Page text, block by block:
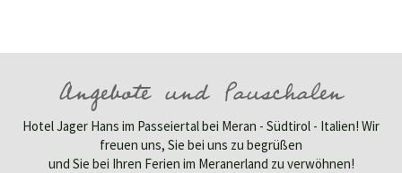
Angebote und Pauschalen
Hotel Jager Hans im Passeiertal bei Meran - Südtirol - Italien! Wir
freuen uns, Sie bei uns zu begrüßen
und Sie bei Ihren Ferien im Meranerland zu verwöhnen!